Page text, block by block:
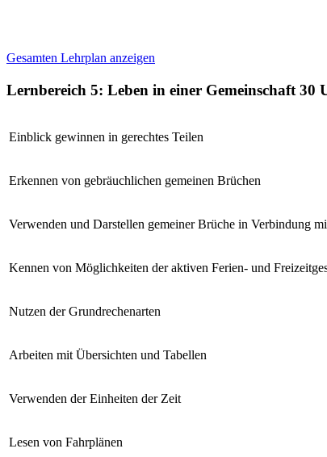
Gesamten Lehrplan anzeigen
Lernbereich 5: Leben in einer Gemeinschaft 30
Einblick gewinnen in gerechtes Teilen
Erkennen von gebräuchlichen gemeinen Brüchen
Verwenden und Darstellen gemeiner Brüche in Verbindung
Kennen von Möglichkeiten der aktiven Ferien- und
Nutzen der Grundrechenarten
Arbeiten mit Übersichten und Tabellen
Verwenden der Einheiten der Zeit
Lesen von Fahrplänen